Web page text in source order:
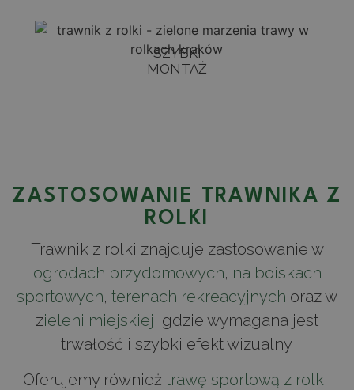
SZYBKI
MONTAŻ
ZASTOSOWANIE TRAWNIKA Z
ROLKI
Trawnik z rolki znajduje zastosowanie w
ogrodach przydomowych, na boiskach
sportowych, terenach rekreacyjnych oraz w
zieleni miejskiej, gdzie wymagana jest
trwałość i szybki efekt wizualny.
Oferujemy również trawę sportową z rolki,